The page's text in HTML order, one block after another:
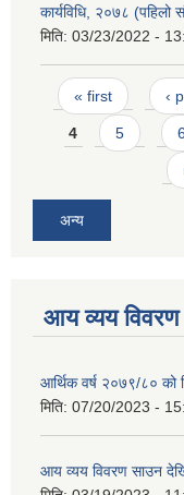
कार्यविधि, २०७८ (पहिलो
मिति: 03/23/2022 -
Pages
« first ‹
4 5 6
अन्य
आय व्यय विवरण
आर्थिक वर्ष २०७९/८० को
मिति: 07/20/2023 -
आय व्यय विवरण साउन